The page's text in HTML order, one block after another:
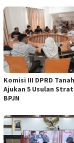
Komisi III DPRD
Ajukan 5 Usulan
BPJN